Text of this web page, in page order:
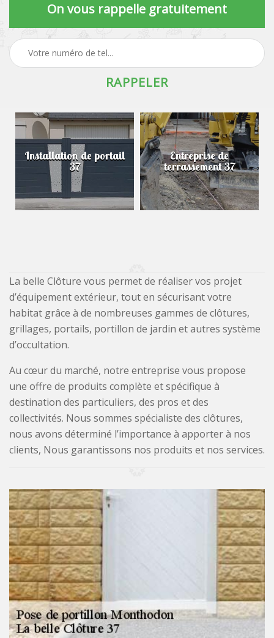
On vous rappelle gratuitement
Installation de portail
37
Entreprise de
terrassement 37
La belle Clôture vous permet de réaliser vos projet
d’équipement extérieur, tout en sécurisant votre
habitat grâce à de nombreuses gammes de clôtures,
grillages, portails, portillon de jardin et autres système
d’occultation.
Au cœur du marché, notre entreprise vous propose
une offre de produits complète et spécifique à
destination des particuliers, des pros et des
collectivités. Nous sommes spécialiste des clôtures,
nous avons déterminé l’importance à apporter à nos
clients, Nous garantissons nos produits et nos services.